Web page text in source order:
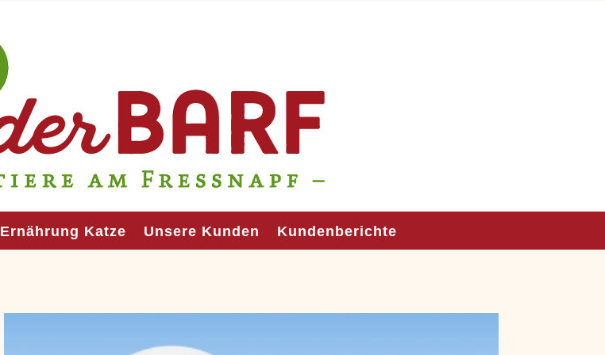
Ernährung Katze Unsere Kunden Kundenberichte